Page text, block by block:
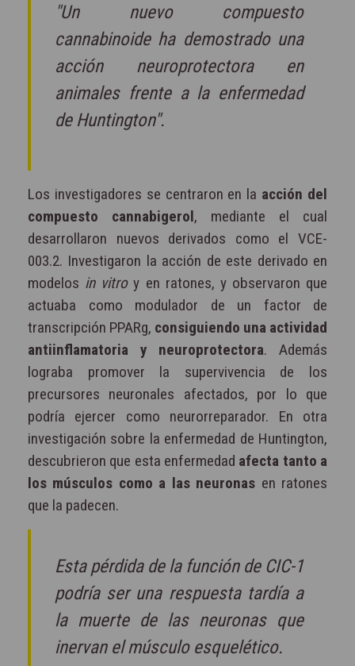
"Un nuevo compuesto
cannabinoide ha demostrado una
acción neuroprotectora en
animales frente a la enfermedad
de Huntington".
Los investigadores se centraron en la acción del
compuesto cannabigerol, mediante el cual
desarrollaron nuevos derivados como el VCE-
003.2. Investigaron la acción de este derivado en
modelos in vitroy en ratones, y observaron que
actuaba como modulador de un factor de
transcripción PPARg, consiguiendo una actividad
antiinflamatoria y neuroprotectora. Además
lograba promover la supervivencia de los
precursores neuronales afectados, por lo que
podría ejercer como neurorreparador. En otra
investigación sobre la enfermedad de Huntington,
descubrieron que esta enfermedad afecta tanto a
los músculos como a las neuronas en ratones
que la padecen.
Esta pérdida de la función de CIC-1
podría ser una respuesta tardía a
la muerte de las neuronas que
inervan el músculo esquelético.